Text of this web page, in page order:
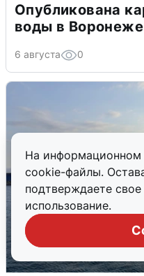
На информационном
cookie-файлы.
подтверждаете свое
использование.
Опубликована
воды в Воронеже
6 августа 0